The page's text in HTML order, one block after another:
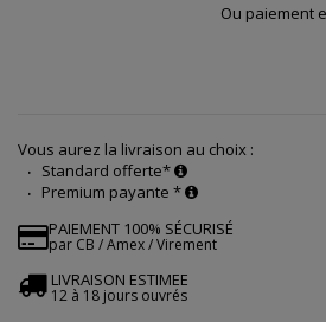
Ou paiement
Vous aurez la livraison au choix :
Standard offerte*
Premium payante *
PAIEMENT 100% SÉCURISÉ
par CB / Amex / Virement
LIVRAISON ESTIMEE
12 à 18 jours ouvrés